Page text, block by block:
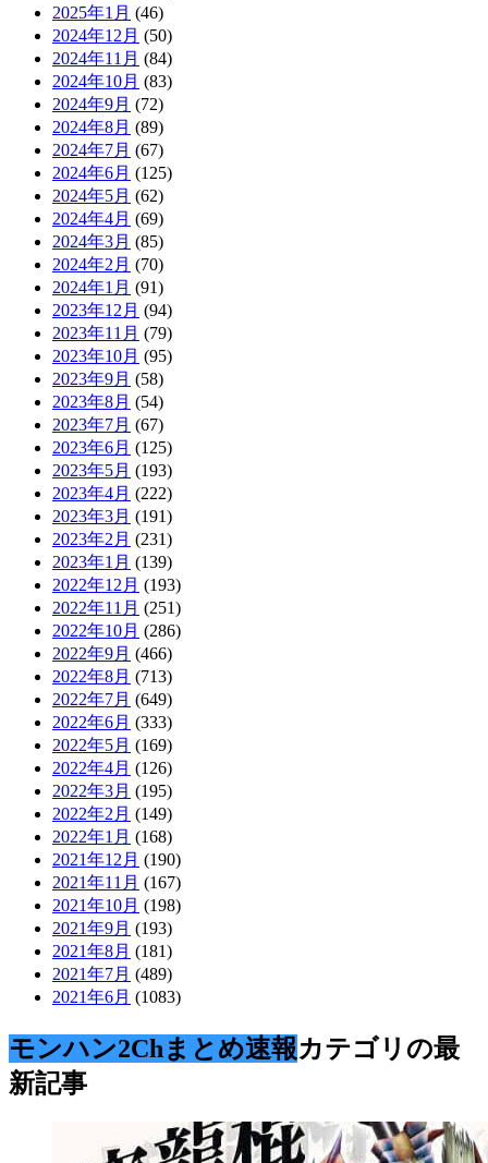
2025年1月 (46)
2024年12月 (50)
2024年11月 (84)
2024年10月 (83)
2024年9月 (72)
2024年8月 (89)
2024年7月 (67)
2024年6月 (125)
2024年5月 (62)
2024年4月 (69)
2024年3月 (85)
2024年2月 (70)
2024年1月 (91)
2023年12月 (94)
2023年11月 (79)
2023年10月 (95)
2023年9月 (58)
2023年8月 (54)
2023年7月 (67)
2023年6月 (125)
2023年5月 (193)
2023年4月 (222)
2023年3月 (191)
2023年2月 (231)
2023年1月 (139)
2022年12月 (193)
2022年11月 (251)
2022年10月 (286)
2022年9月 (466)
2022年8月 (713)
2022年7月 (649)
2022年6月 (333)
2022年5月 (169)
2022年4月 (126)
2022年3月 (195)
2022年2月 (149)
2022年1月 (168)
2021年12月 (190)
2021年11月 (167)
2021年10月 (198)
2021年9月 (193)
2021年8月 (181)
2021年7月 (489)
2021年6月 (1083)
モンハン2Chまとめ速報カテゴリの最
新記事